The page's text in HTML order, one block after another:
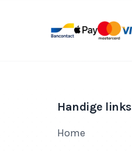
Handige links
Home